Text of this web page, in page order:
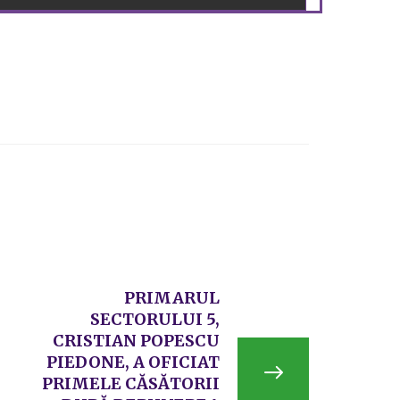
PRIMARUL
SECTORULUI 5,
CRISTIAN POPESCU
PIEDONE, A OFICIAT
PRIMELE CĂSĂTORII